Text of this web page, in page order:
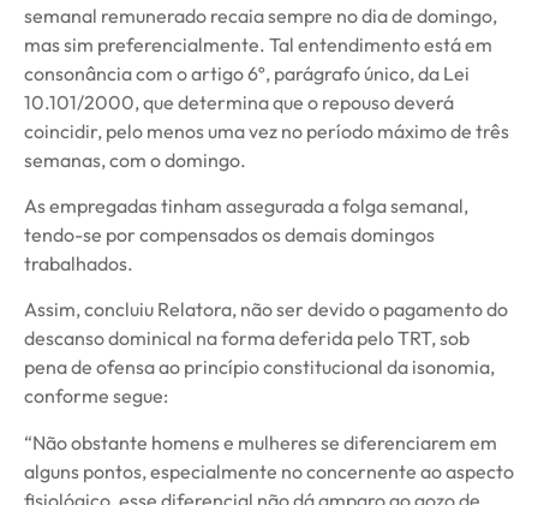
semanal remunerado recaia sempre no dia de domingo,
mas sim preferencialmente. Tal entendimento está em
consonância com o artigo 6º, parágrafo único, da Lei
10.101/2000, que determina que o repouso deverá
coincidir, pelo menos uma vez no período máximo de três
semanas, com o domingo.
As empregadas tinham assegurada a folga semanal,
tendo-se por compensados os demais domingos
trabalhados.
Assim, concluiu Relatora, não ser devido o pagamento do
descanso dominical na forma deferida pelo TRT, sob
pena de ofensa ao princípio constitucional da isonomia,
conforme segue:
“Não obstante homens e mulheres se diferenciarem em
alguns pontos, especialmente no concernente ao aspecto
fisiológico, esse diferencial não dá amparo ao gozo de